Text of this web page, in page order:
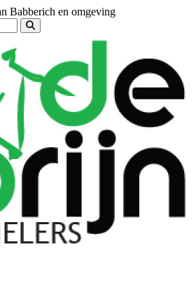
Babberich en omgeving